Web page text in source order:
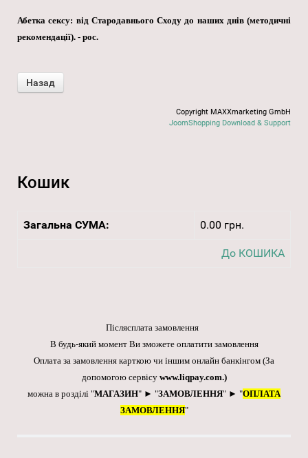
Абетка сексу: від Стародавнього Сходу до наших днів (методичні
рекомендації). - рос.
Copyright MAXXmarketing GmbH
JoomShopping Download & Support
Кошик
Загальна СУМА: 0.00 грн.
До КОШИКА
Післясплата замовлення
В будь-який момент Ви зможете оплатити замовлення
Оплата за замовлення карткою чи іншим онлайн банкінгом (За
допомогою сервісу www.liqpay.com.)
можна в розділі "МАГАЗИН" ► "ЗАМОВЛЕННЯ" ► "ОПЛАТА
ЗАМОВЛЕННЯ"